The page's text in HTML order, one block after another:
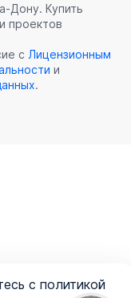
Купить
проектов
с Лицензионным
и
.
с политикой